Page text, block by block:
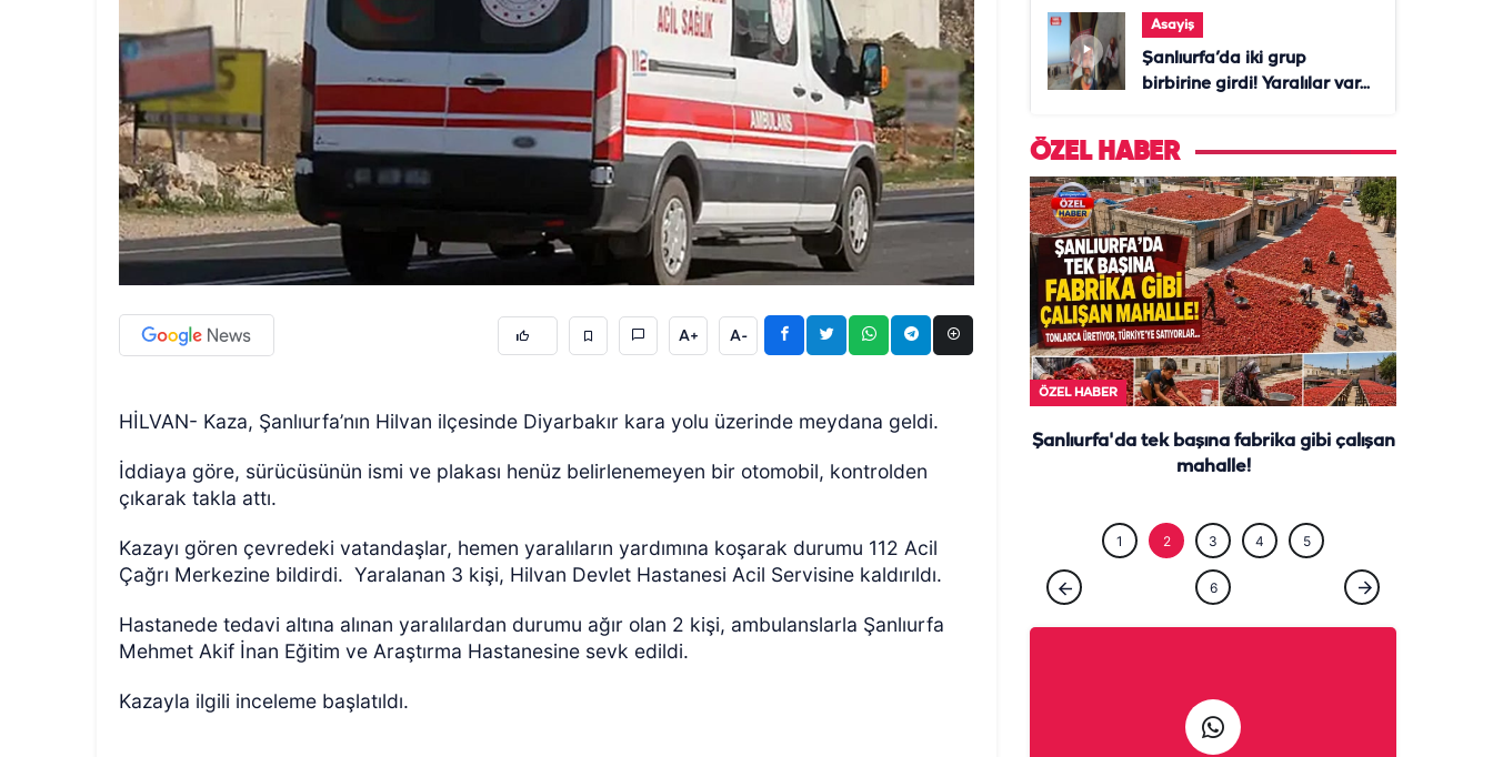
A+ A-
HİLVAN- Kaza, Şanlıurfa’nın Hilvan ilçesinde Diyarbakır kara yolu üzerinde meydana geldi.
İddiaya göre, sürücüsünün ismi ve plakası henüz belirlenemeyen bir otomobil, kontrolden
çıkarak takla attı.
Kazayı gören çevredeki vatandaşlar, hemen yaralıların yardımına koşarak durumu 112 Acil
Çağrı Merkezine bildirdi. Yaralanan 3 kişi, Hilvan Devlet Hastanesi Acil Servisine kaldırıldı.
Hastanede tedavi altına alınan yaralılardan durumu ağır olan 2 kişi, ambulanslarla Şanlıurfa
Mehmet Akif İnan Eğitim ve Araştırma Hastanesine sevk edildi.
Kazayla ilgili inceleme başlatıldı.
ölmezdim" notunu bıraktı
Asayiş
Şanlıurfa’da iki grup
birbirine girdi! Yaralılar var...
ÖZEL HABER
ÖZEL HABER
Şanlıurfa'da tek başına fabrika gibi çalışan
mahalle!
1 2 3 4 5
6